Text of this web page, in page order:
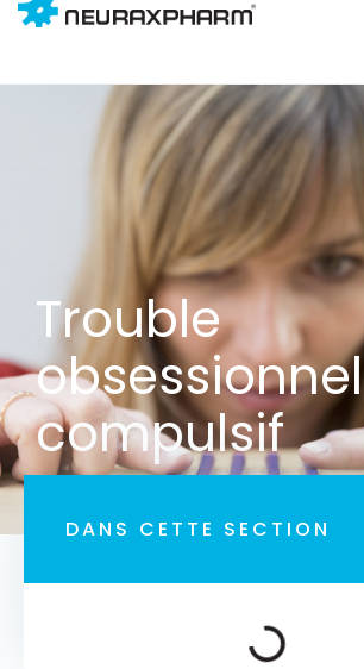
Trouble
obsessionnel
compulsif
DANS CETTE SECTION